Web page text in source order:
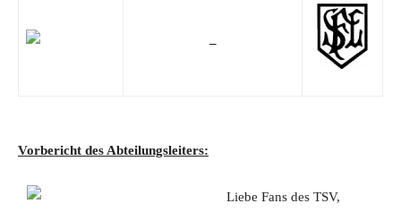
–
Vorbericht des Abteilungsleiters:
Liebe Fans des TSV,